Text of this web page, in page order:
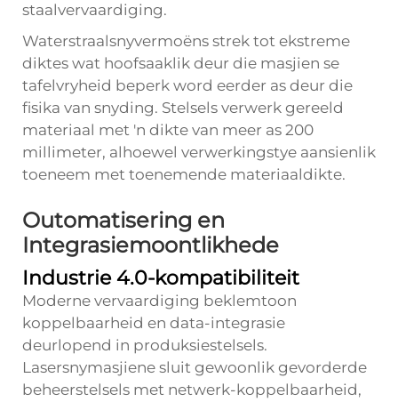
staalvervaardiging.
Waterstraalsnyvermoëns strek tot ekstreme
diktes wat hoofsaaklik deur die masjien se
tafelvryheid beperk word eerder as deur die
fisika van snyding. Stelsels verwerk gereeld
materiaal met 'n dikte van meer as 200
millimeter, alhoewel verwerkingstye aansienlik
toeneem met toenemende materiaaldikte.
Outomatisering en
Integrasiemoontlikhede
Industrie 4.0-kompatibiliteit
Moderne vervaardiging beklemtoon
koppelbaarheid en data-integrasie
deurlopend in produksiestelsels.
Lasersnymasjiene sluit gewoonlik gevorderde
beheerstelsels met netwerk-koppelbaarheid,